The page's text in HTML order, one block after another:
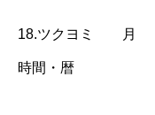
18.ツクヨミ 月
時間・暦